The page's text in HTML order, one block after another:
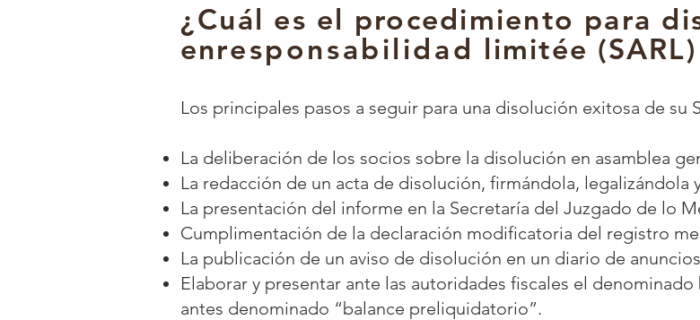
¿Cuál es el procedimiento para
enresponsabilidad limitée
Los principales pasos a seguir para una disolución exitosa de su
La deliberación de los socios sobre la disolución en asamblea
La redacción de un acta de disolución, firmándola, legalizándola
La presentación del informe en la Secretaría del Juzgado de lo
Cumplimentación de la declaración modificatoria del registro
La publicación de un aviso de disolución en un diario de
Elaborar y presentar ante las autoridades fiscales el
antes denominado “balance preliquidatorio”.